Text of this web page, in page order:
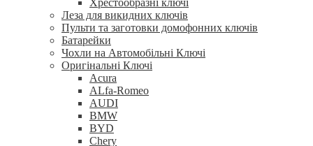
Хрестообразні ключі
Леза для викидних ключів
Пульти та заготовки домофонних ключів
Батарейки
Чохли на Автомобільні Ключі
Оригінальні Ключі
Acura
ALfa-Romeo
AUDI
BMW
BYD
Chery